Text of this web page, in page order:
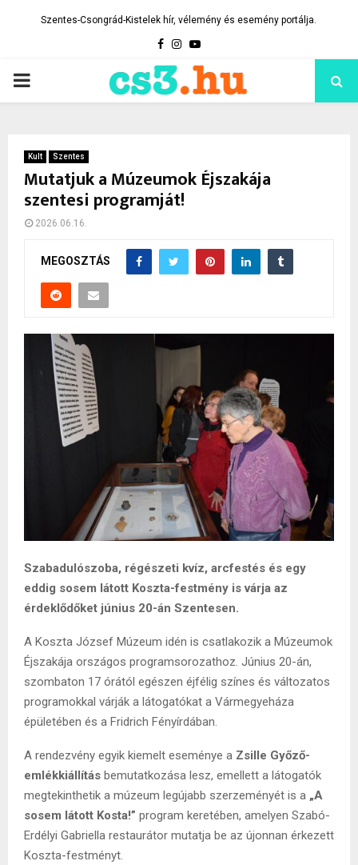
Szentes-Csongrád-Kistelek hír, vélemény és esemény portálja.
Facebook
Instagram
Youtube
PRIMARY
Kult Szentes
Mutatjuk a Múzeumok Éjszakája
szentesi programját!
2026.06.16.
MEGOSZTÁS
Szabadulószoba, régészeti kvíz, arcfestés és egy
eddig sosem látott Koszta-festmény is várja az
érdeklődőket június 20-án Szentesen.
A Koszta József Múzeum idén is csatlakozik a Múzeumok
Éjszakája országos programsorozathoz. Június 20-án,
szombaton 17 órától egészen éjfélig színes és változatos
programokkal várják a látogatókat a Vármegyeháza
épületében és a Fridrich Fényírdában.
A rendezvény egyik kiemelt eseménye a Zsille Győző-
emlékkiállítás bemutatkozása lesz, emellett a látogatók
megtekinthetik a múzeum legújabb szerzeményét is a „A
sosem látott Kosta!” program keretében, amelyen Szabó-
Erdélyi Gabriella restaurátor mutatja be az újonnan érkezett
Koszta-festményt.